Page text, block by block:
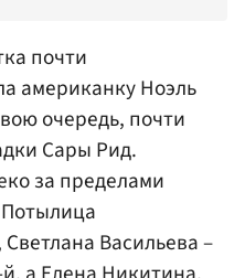
почти
американку Ноэль
очередь, почти
Сары Рид.
за пределами
Светлана Васильева–